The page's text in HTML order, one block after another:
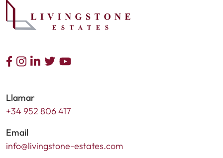
Llamar
+34 952 806 417
Email
info@livingstone-estates.com